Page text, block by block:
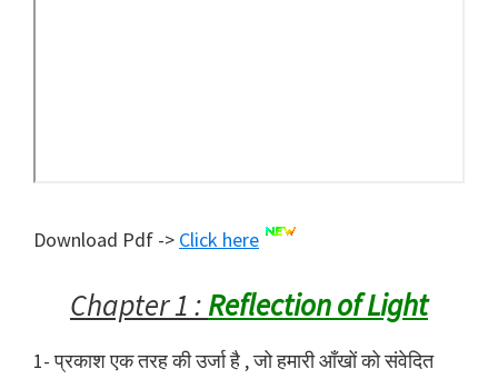
Download Pdf -> Click here
Chapter 1 : Reflection of Light
1- प्रकाश एक तरह की उर्जा है , जो हमारी आँखों को संवेदित